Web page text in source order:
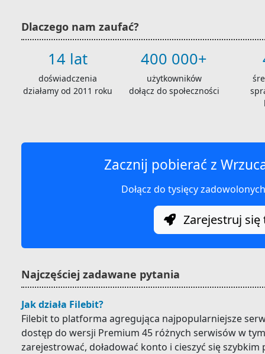
Dlaczego nam zaufać?
14 lat
doświadczenia
działamy od 2011 roku
400 000+
użytkowników
dołącz do społeczności
Zacznij pobierać z
Dołącz do tysięcy
Zarejestruj się
Najczęściej zadawane pytania
Jak działa Filebit?
Filebit to platforma agregująca najpopularniejsze
dostęp do wersji Premium 45 różnych serwisów w
zarejestrować, doładować konto i cieszyć się szybkim